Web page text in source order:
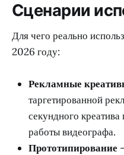
Сценарии
Для чего реально
2026 году:
Рекламные
таргетированной
секундного
работы видеографа.
Прототипирование